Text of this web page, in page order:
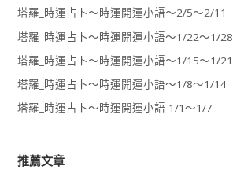
塔羅_時運占卜～時運開運小語～2/5～2/11
塔羅_時運占卜～時運開運小語～1/22～1/28
塔羅_時運占卜～時運開運小語～1/15～1/21
塔羅_時運占卜～時運開運小語～1/8～1/14
塔羅_時運占卜～時運開運小語 1/1～1/7
推薦文章